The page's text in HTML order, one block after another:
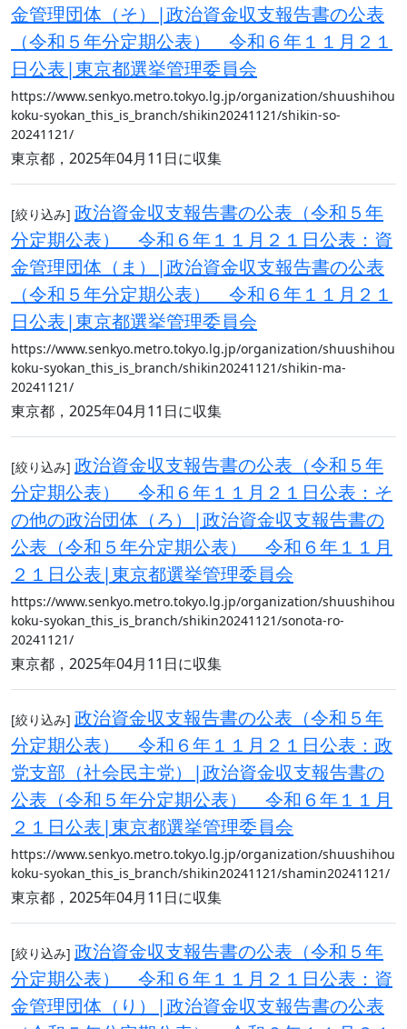
金管理団体（そ）|政治資金収支報告書の公表
（令和５年分定期公表） 令和６年１１月２１
日公表|東京都選挙管理委員会
https://www.senkyo.metro.tokyo.lg.jp/organization/shuushihou
koku-syokan_this_is_branch/shikin20241121/shikin-so-
20241121/
東京都，2025年04月11日に収集
[絞り込み] 政治資金収支報告書の公表（令和５年
分定期公表） 令和６年１１月２１日公表：資
金管理団体（ま）|政治資金収支報告書の公表
（令和５年分定期公表） 令和６年１１月２１
日公表|東京都選挙管理委員会
https://www.senkyo.metro.tokyo.lg.jp/organization/shuushihou
koku-syokan_this_is_branch/shikin20241121/shikin-ma-
20241121/
東京都，2025年04月11日に収集
[絞り込み] 政治資金収支報告書の公表（令和５年
分定期公表） 令和６年１１月２１日公表：そ
の他の政治団体（ろ）|政治資金収支報告書の
公表（令和５年分定期公表） 令和６年１１月
２１日公表|東京都選挙管理委員会
https://www.senkyo.metro.tokyo.lg.jp/organization/shuushihou
koku-syokan_this_is_branch/shikin20241121/sonota-ro-
20241121/
東京都，2025年04月11日に収集
[絞り込み] 政治資金収支報告書の公表（令和５年
分定期公表） 令和６年１１月２１日公表：政
党支部（社会民主党）|政治資金収支報告書の
公表（令和５年分定期公表） 令和６年１１月
２１日公表|東京都選挙管理委員会
https://www.senkyo.metro.tokyo.lg.jp/organization/shuushihou
koku-syokan_this_is_branch/shikin20241121/shamin20241121/
東京都，2025年04月11日に収集
[絞り込み] 政治資金収支報告書の公表（令和５年
分定期公表） 令和６年１１月２１日公表：資
金管理団体（り）|政治資金収支報告書の公表